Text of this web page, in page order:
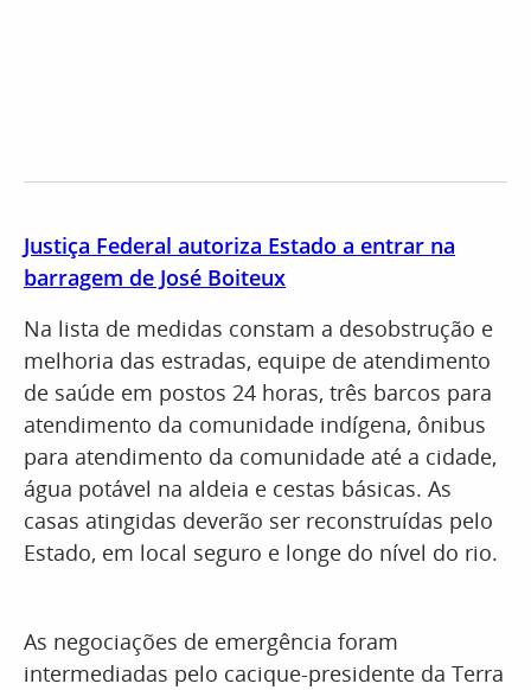
Justiça Federal autoriza Estado a entrar na
barragem de José Boiteux
Na lista de medidas constam a desobstrução e
melhoria das estradas, equipe de atendimento
de saúde em postos 24 horas, três barcos para
atendimento da comunidade indígena, ônibus
para atendimento da comunidade até a cidade,
água potável na aldeia e cestas básicas. As
casas atingidas deverão ser reconstruídas pelo
Estado, em local seguro e longe do nível do rio.
As negociações de emergência foram
intermediadas pelo cacique-presidente da Terra